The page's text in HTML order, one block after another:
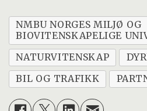
NMBU NORGES MILJØ OG
BIOVITENSKAPELIGE
NATURVITENSKAP
BIL OG TRAFIKK